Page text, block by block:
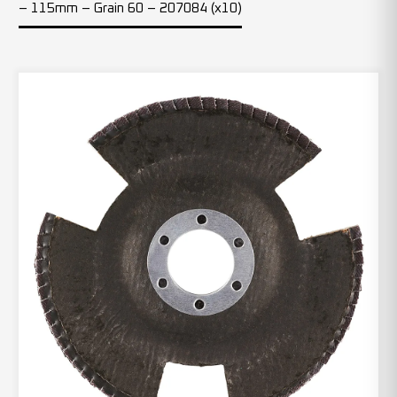
– 115mm – Grain 60 – 207084 (x10)